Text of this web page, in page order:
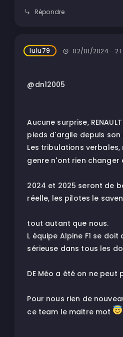
Répondre
lulu79 02/01/2024 -
@dn12005
Aucune surprise,
pieds d'argile depuis son
Les tribulations
genre n'ont rien changer
2024 et 2025 seront de
réelle, les pilotes le
tout autant que nous.
L équipe Alpine F1 se
sérieuse dans tous les
DE Méo a été on ne peut
Pour nous rien de
ce team le maitre mot